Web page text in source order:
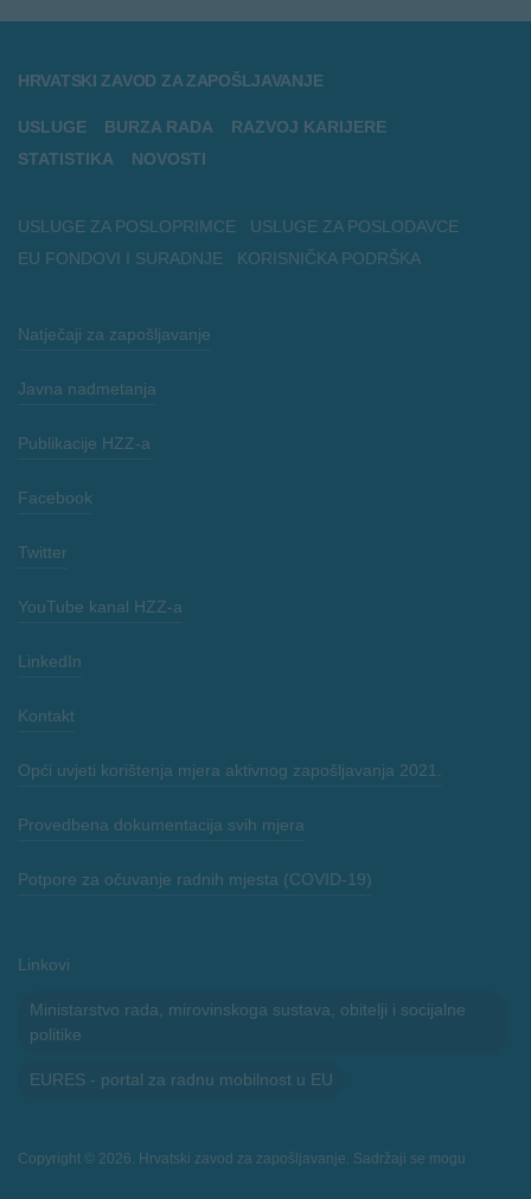
HRVATSKI ZAVOD ZA ZAPOŠLJAVANJE
USLUGE BURZA RADA
RAZVOJ KARIJERE
STATISTIKA
NOVOSTI
USLUGE ZA POSLOPRIMCE
USLUGE ZA POSLODAVCE
EU FONDOVI I SURADNJE
KORISNIČKA PODRŠKA
Natječaji za zapošljavanje
Javna nadmetanja
Publikacije HZZ-a
Facebook
Twitter
YouTube kanal HZZ-a
LinkedIn
Kontakt
Opći uvjeti korištenja mjera aktivnog zapošljavanja 2021.
Provedbena dokumentacija svih mjera
Potpore za očuvanje radnih mjesta (COVID-19)
Linkovi
Ministarstvo rada, mirovinskoga sustava, obitelji i socijalne
politike
EURES - portal za radnu mobilnost u EU
Copyright © 2026. Hrvatski zavod za zapošljavanje. Sadržaji se mogu